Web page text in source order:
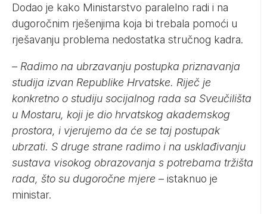
Dodao je kako Ministarstvo paralelno radi i na
dugoročnim rješenjima koja bi trebala pomoći u
rješavanju problema nedostatka stručnog kadra.
– Radimo na ubrzavanju postupka priznavanja
studija izvan Republike Hrvatske. Riječ je
konkretno o studiju socijalnog rada sa Sveučilišta
u Mostaru, koji je dio hrvatskog akademskog
prostora, i vjerujemo da će se taj postupak
ubrzati. S druge strane radimo i na usklađivanju
sustava visokog obrazovanja s potrebama tržišta
rada, što su dugoročne mjere – istaknuo je
ministar.